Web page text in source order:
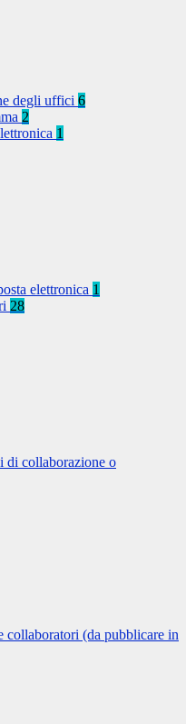
degli uffici 6
2
1
elettronica 1
28
di collaborazione o
collaboratori (da pubblicare in